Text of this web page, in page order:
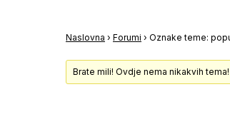
Naslovna › Forumi › Oznake teme:
Brate mili! Ovdje nema nikakvih tema!